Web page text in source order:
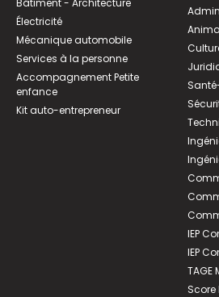
Électricité
Mécanique automobile
Services à la personne
Accompagnement Petite
enfance
Kit auto-entrepreneur
IEP
IEP
TAGE
Score